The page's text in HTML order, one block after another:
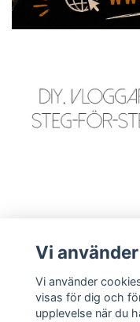
Läs mer
Vi
Vi använder
visas för dig och
upplevelse när du